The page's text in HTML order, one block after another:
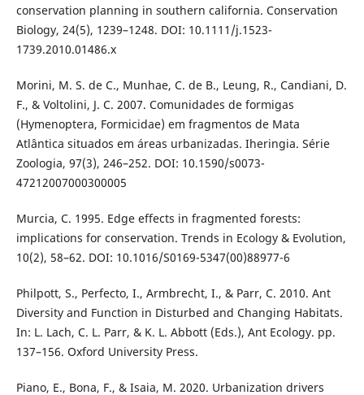
conservation planning in southern california. Conservation
Biology, 24(5), 1239–1248. DOI: 10.1111/j.1523-
1739.2010.01486.x
Morini, M. S. de C., Munhae, C. de B., Leung, R., Candiani, D.
F., & Voltolini, J. C. 2007. Comunidades de formigas
(Hymenoptera, Formicidae) em fragmentos de Mata
Atlântica situados em áreas urbanizadas. Iheringia. Série
Zoologia, 97(3), 246–252. DOI: 10.1590/s0073-
47212007000300005
Murcia, C. 1995. Edge effects in fragmented forests:
implications for conservation. Trends in Ecology & Evolution,
10(2), 58–62. DOI: 10.1016/S0169-5347(00)88977-6
Philpott, S., Perfecto, I., Armbrecht, I., & Parr, C. 2010. Ant
Diversity and Function in Disturbed and Changing Habitats.
In: L. Lach, C. L. Parr, & K. L. Abbott (Eds.), Ant Ecology. pp.
137–156. Oxford University Press.
Piano, E., Bona, F., & Isaia, M. 2020. Urbanization drivers